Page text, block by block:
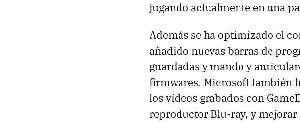
jugando actualmente en una
Además se ha optimizado el
añadido nuevas barras de
guardadas y mando y
firmwares. Microsoft también
los vídeos grabados con
reproductor Blu-ray, y mejorar